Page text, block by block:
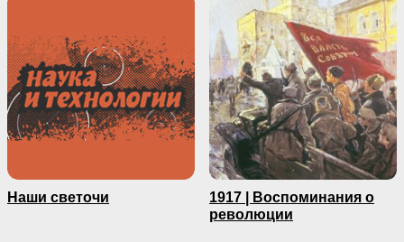
Наши светочи
1917 | Воспоминания о
революции